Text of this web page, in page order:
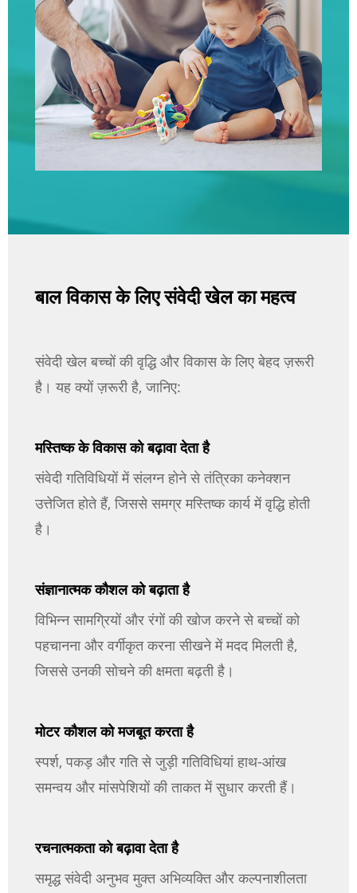
बाल विकास के लिए संवेदी खेल का महत्व
संवेदी खेल बच्चों की वृद्धि और विकास के लिए बेहद ज़रूरी
है। यह क्यों ज़रूरी है, जानिए:
मस्तिष्क के विकास को बढ़ावा देता है
संवेदी गतिविधियों में संलग्न होने से तंत्रिका कनेक्शन
उत्तेजित होते हैं, जिससे समग्र मस्तिष्क कार्य में वृद्धि होती
है।
संज्ञानात्मक कौशल को बढ़ाता है
विभिन्न सामग्रियों और रंगों की खोज करने से बच्चों को
पहचानना और वर्गीकृत करना सीखने में मदद मिलती है,
जिससे उनकी सोचने की क्षमता बढ़ती है।
मोटर कौशल को मजबूत करता है
स्पर्श, पकड़ और गति से जुड़ी गतिविधियां हाथ-आंख
समन्वय और मांसपेशियों की ताकत में सुधार करती हैं।
रचनात्मकता को बढ़ावा देता है
समृद्ध संवेदी अनुभव मुक्त अभिव्यक्ति और कल्पनाशीलता